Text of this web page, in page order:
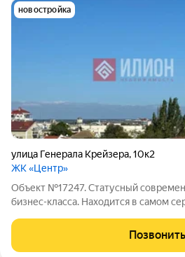
новостройка
улица Генерала Крейзера,10к2
ЖК «Центр»
Объект №17247. Статусный
бизнес-класса. Находится в самом
дарит возможность быстрого
достопримечательностей города,
Позвонить